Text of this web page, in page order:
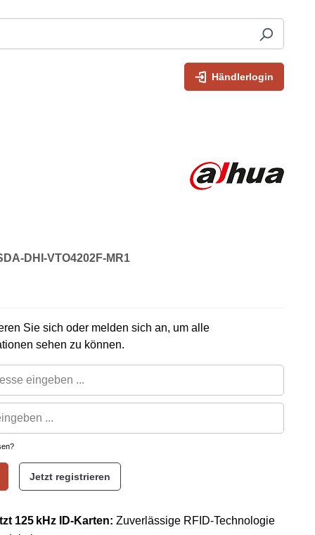
Händlerlogin
DHI-VTO4202F-MR1
Sie sich oder melden sich an, um alle
sehen zu können.
Jetzt registrieren
125 kHz ID-Karten: Zuverlässige RFID-Technologie